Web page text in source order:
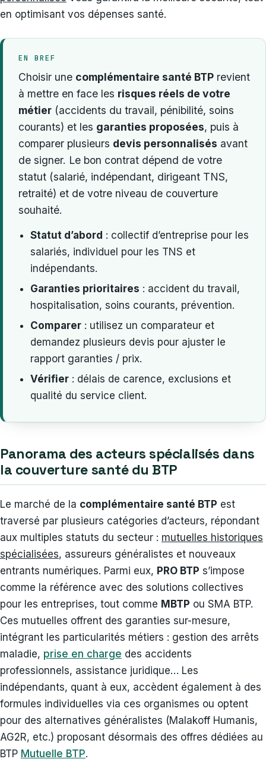
en optimisant vos dépenses santé.
EN BREF
Choisir une complémentaire santé BTP revient
à mettre en face les risques réels de votre
métier (accidents du travail, pénibilité, soins
courants) et les garanties proposées, puis à
comparer plusieurs devis personnalisés avant
de signer. Le bon contrat dépend de votre
statut (salarié, indépendant, dirigeant TNS,
retraité) et de votre niveau de couverture
souhaité.
Statut d’abord : collectif d’entreprise pour les
salariés, individuel pour les TNS et
indépendants.
Garanties prioritaires : accident du travail,
hospitalisation, soins courants, prévention.
Comparer : utilisez un comparateur et
demandez plusieurs devis pour ajuster le
rapport garanties / prix.
Vérifier : délais de carence, exclusions et
qualité du service client.
Panorama des acteurs spécialisés dans
la couverture santé du BTP
Le marché de la complémentaire santé BTP est
traversé par plusieurs catégories d’acteurs, répondant
aux multiples statuts du secteur : mutuelles historiques
spécialisées, assureurs généralistes et nouveaux
entrants numériques. Parmi eux, PRO BTP s’impose
comme la référence avec des solutions collectives
pour les entreprises, tout comme MBTP ou SMA BTP.
Ces mutuelles offrent des garanties sur-mesure,
intégrant les particularités métiers : gestion des arrêts
maladie, prise en charge des accidents
professionnels, assistance juridique… Les
indépendants, quant à eux, accèdent également à des
formules individuelles via ces organismes ou optent
pour des alternatives généralistes (Malakoff Humanis,
AG2R, etc.) proposant désormais des offres dédiées au
BTP Mutuelle BTP.